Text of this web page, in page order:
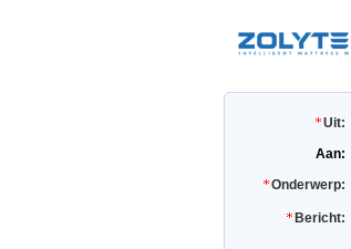
Uit:
Aan:
Onderwerp:
Bericht: